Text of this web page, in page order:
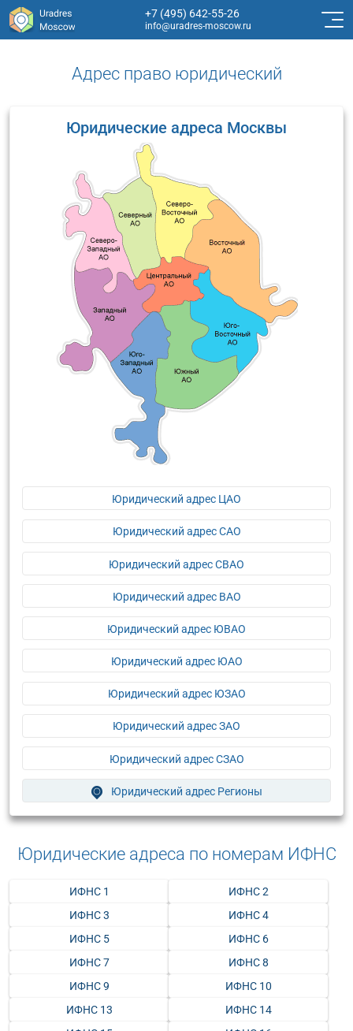
+7 (495) 642-55-26
info@uradres-moscow.ru
Адрес право юридический
Юридические адреса Москвы
Юридический адрес ЦАО
Юридический адрес САО
Юридический адрес СВАО
Юридический адрес ВАО
Юридический адрес ЮВАО
Юридический адрес ЮАО
Юридический адрес ЮЗАО
Юридический адрес ЗАО
Юридический адрес СЗАО
Юридический адрес Регионы
Юридические адреса по номерам ИФНС
ИФНС 1
ИФНС 2
ИФНС 3
ИФНС 4
ИФНС 5
ИФНС 6
ИФНС 7
ИФНС 8
ИФНС 9
ИФНС 10
ИФНС 13
ИФНС 14